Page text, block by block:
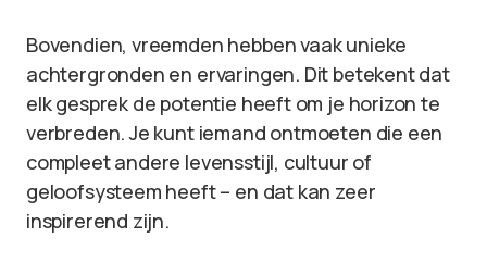
Bovendien, vreemden hebben vaak unieke
achtergronden en ervaringen. Dit betekent dat
elk gesprek de potentie heeft om je horizon te
verbreden. Je kunt iemand ontmoeten die een
compleet andere levensstijl, cultuur of
geloofsysteem heeft – en dat kan zeer
inspirerend zijn.